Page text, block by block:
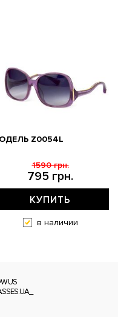
Z0054L
795 грн.
1590 грн.
КУПИТЬ
в наличии
US